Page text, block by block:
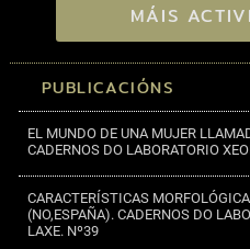
MÁIS
PUBLICACIÓNS
EL MUNDO DE UNA MUJER
CADERNOS DO LABORATORIO
CARACTERÍSTICAS
(NO,ESPAÑA). CADERNOS DO
LAXE. Nº39